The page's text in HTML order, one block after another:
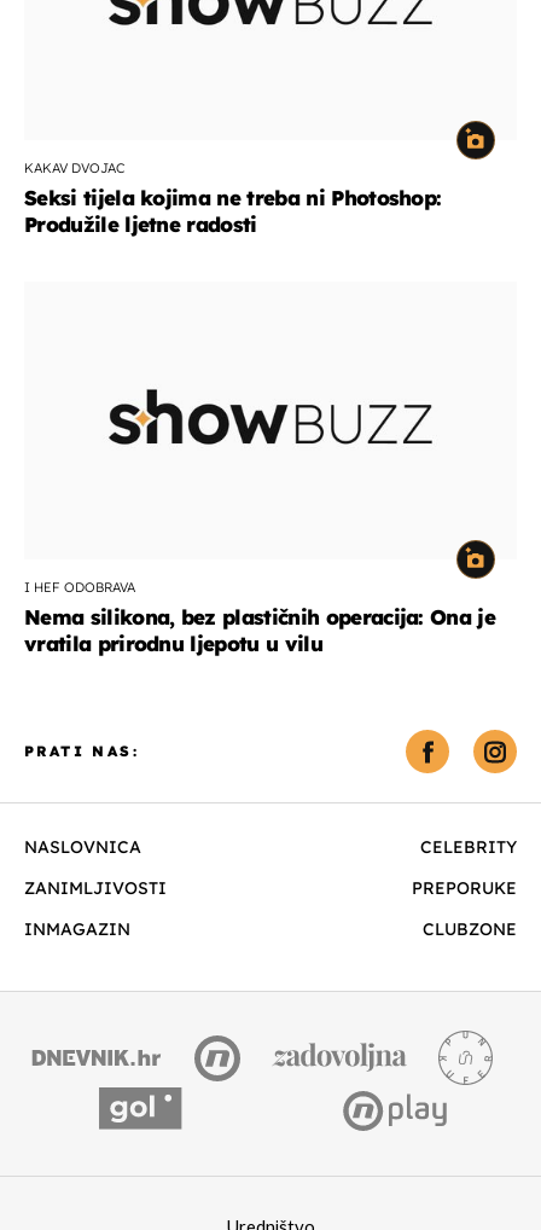
KAKAV DVOJAC
Seksi tijela kojima ne treba ni Photoshop:
Produžile ljetne radosti
I HEF ODOBRAVA
Nema silikona, bez plastičnih operacija: Ona je
vratila prirodnu ljepotu u vilu
NASLOVNICA
CELEBRITY
ZANIMLJIVOSTI
PREPORUKE
INMAGAZIN
CLUBZONE
PRATI NAS: